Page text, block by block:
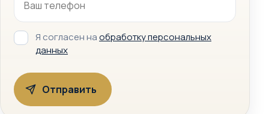
Я согласен наобработку персональных
данных